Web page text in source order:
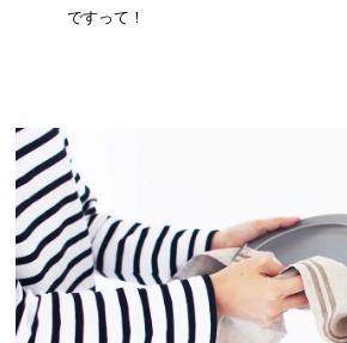
ですって！